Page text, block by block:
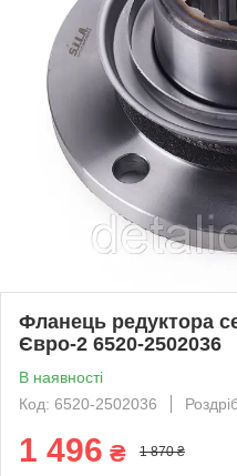
Фланець редуктора
Євро-2 6520-2502036
В наявності
Код: 6520-2502036
1 496 ₴ 1 870 ₴